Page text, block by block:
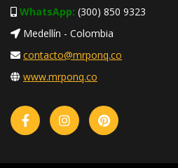
WhatsApp: (300) 850 9323
Medellín - Colombia
contacto@mrponq.co
www.mrponq.co